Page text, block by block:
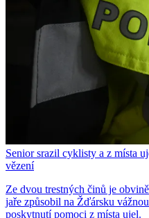
Senior srazil cyklisty a z místa
vězení
Ze dvou trestných činů je
jaře způsobil na Žďársku
poskytnutí pomoci z místa ujel.